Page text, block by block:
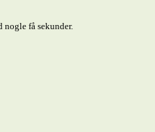
nogle få sekunder.